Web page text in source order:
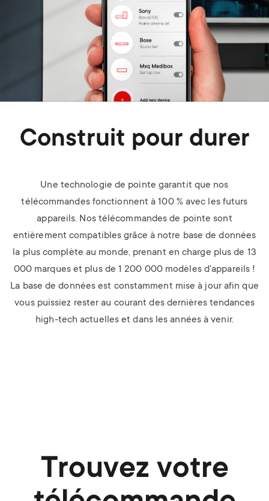
Construit pour durer
Une technologie de pointe garantit que nos
télécommandes fonctionnent à 100 % avec les futurs
appareils. Nos télécommandes de pointe sont
entièrement compatibles grâce à notre base de données
la plus complète au monde, prenant en charge plus de 13
000 marques et plus de 1 200 000 modèles d'appareils !
La base de données est constamment mise à jour afin que
vous puissiez rester au courant des dernières tendances
high-tech actuelles et dans les années à venir.
Trouvez votre